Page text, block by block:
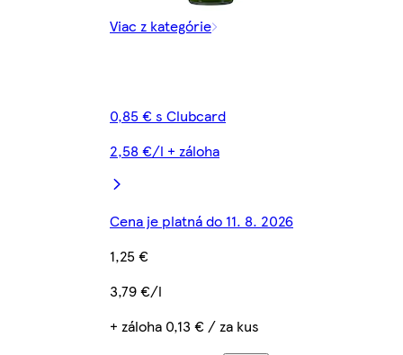
Viac z kategórie
0,85 € s Clubcard
2,58 €/l + záloha
Cena je platná do 11. 8. 2026
1,25 €
3,79 €/l
+ záloha 0,13 € / za kus